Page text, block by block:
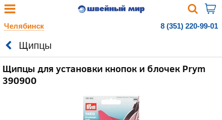
Челябинск 8 (351) 220-99-01
Щипцы
Щипцы для установки кнопок и блочек Prym
390900